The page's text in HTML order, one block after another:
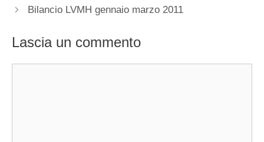
Bilancio LVMH gennaio marzo 2011
Lascia un commento